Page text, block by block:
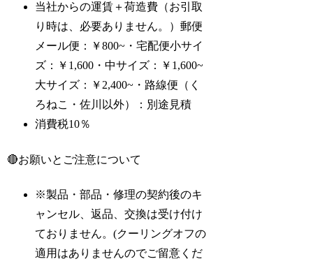
当社からの運賃＋荷造費（お引取
り時は、必要ありません。）郵便
メール便：￥800~・宅配便小サイ
ズ：￥1,600・中サイズ：￥1,600~
大サイズ：￥2,400~・路線便（く
ろねこ・佐川以外）：別途見積
消費税10％
🔴お願いとご注意について
※製品・部品・修理の契約後のキ
ャンセル、返品、交換は受け付け
ておりません。(クーリングオフの
適用はありませんのでご留意くだ